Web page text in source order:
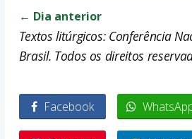
← Dia anterior
Textos litúrgicos: Conferência
Brasil. Todos os direitos
Facebook